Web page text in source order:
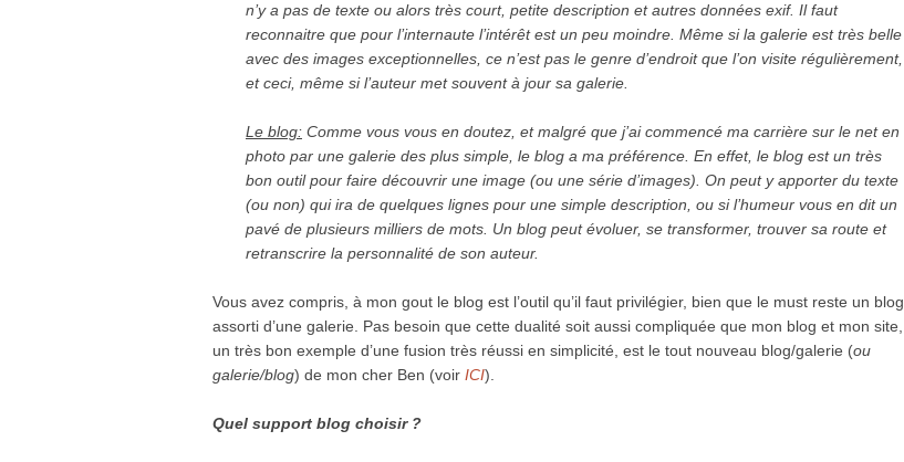
n’y a pas de texte ou alors très court, petite description et autres données exif. Il faut
reconnaitre que pour l’internaute l’intérêt est un peu moindre. Même si la galerie est très belle
avec des images exceptionnelles, ce n’est pas le genre d’endroit que l’on visite régulièrement,
et ceci, même si l’auteur met souvent à jour sa galerie.
Le blog: Comme vous vous en doutez, et malgré que j’ai commencé ma carrière sur le net en
photo par une galerie des plus simple, le blog a ma préférence. En effet, le blog est un très
bon outil pour faire découvrir une image (ou une série d’images). On peut y apporter du texte
(ou non) qui ira de quelques lignes pour une simple description, ou si l’humeur vous en dit un
pavé de plusieurs milliers de mots. Un blog peut évoluer, se transformer, trouver sa route et
retranscrire la personnalité de son auteur.
Vous avez compris, à mon gout le blog est l’outil qu’il faut privilégier, bien que le must reste un blog
assorti d’une galerie. Pas besoin que cette dualité soit aussi compliquée que mon blog et mon site,
un très bon exemple d’une fusion très réussi en simplicité, est le tout nouveau blog/galerie (ou
galerie/blog) de mon cher Ben (voir ICI).
Quel support blog choisir ?